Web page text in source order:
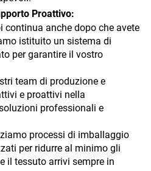
Proattivo:
continua anche dopo che avete
istituito un sistema di
per garantire il vostro
team di produzione e
e proattivi nella
professionali e
processi di imballaggio
per ridurre al minimo gli
il tessuto arrivi sempre in